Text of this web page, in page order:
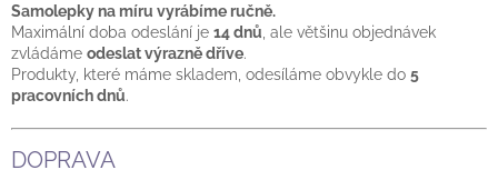
Samolepky na míru vyrábíme ručně.
Maximální doba odeslání je 14 dnů , ale většinu objednávek
zvládáme odeslat výrazně dříve.
Produkty, které máme skladem, odesíláme obvykle do 5
pracovních dnů.
DOPRAVA